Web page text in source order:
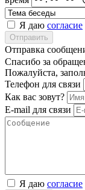
Я даю согласие
Отправить
Отправка
Спасибо за
Пожалуйста,
Телефон для связи
Как вас зовут?
E-mail для связи
Я даю согласие